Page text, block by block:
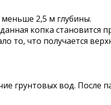
2,5 м глубины.
копка становится
то, что получается
грунтовых вод. После